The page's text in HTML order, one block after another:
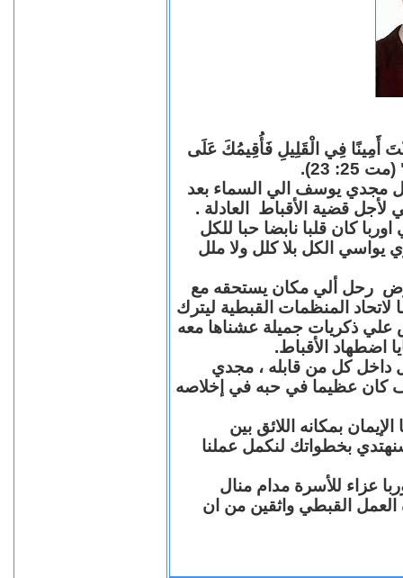
أَمِينًا فِي الْقَلِيلِ فَأُقِيمُكَ عَلَى
23).
مجدي يوسف الي السماء بعد
قضية الأقباط العادلة .
كان قلبا نابضا حبا للكل
يواسي الكل بلا كلل ولا ملل
رحل ألي مكان يستحقه مع
المنظمات القبطية ليترك
علي ذكريات جميلة عشناها معه
اضطهاد الأقباط.
داخل كل من قابله ، مجدي
عظيما في حبه في إخلاصه
بمكانه اللائق بين
بخطواتك لنكمل عملنا
عزاء للأسرة مدام منال
العمل القبطي واثقين من ان